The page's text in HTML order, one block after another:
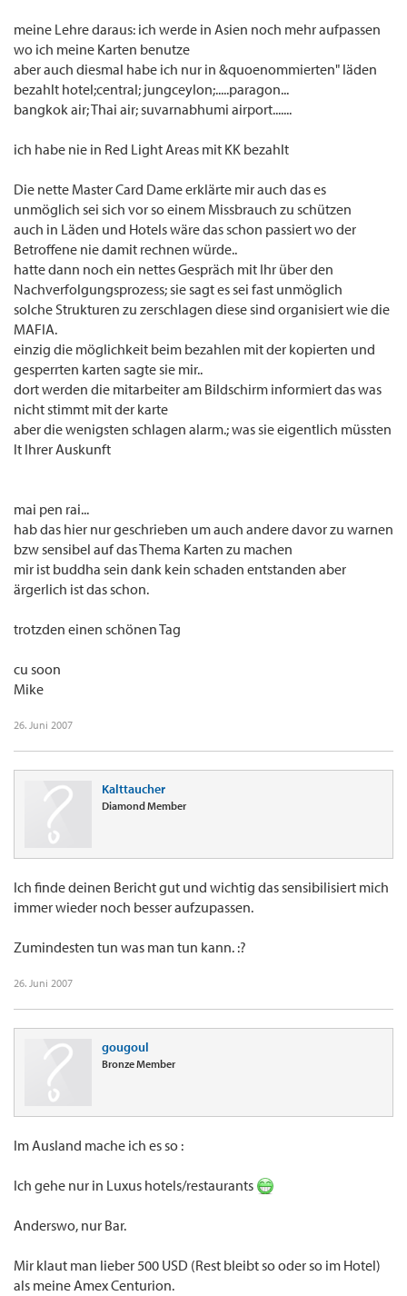
meine Lehre daraus: ich werde in Asien noch mehr aufpassen
wo ich meine Karten benutze
aber auch diesmal habe ich nur in &quoenommierten" läden
bezahlt hotel;central; jungceylon;.....paragon...
bangkok air; Thai air; suvarnabhumi airport.......
ich habe nie in Red Light Areas mit KK bezahlt
Die nette Master Card Dame erklärte mir auch das es
unmöglich sei sich vor so einem Missbrauch zu schützen
auch in Läden und Hotels wäre das schon passiert wo der
Betroffene nie damit rechnen würde..
hatte dann noch ein nettes Gespräch mit Ihr über den
Nachverfolgungsprozess; sie sagt es sei fast unmöglich
solche Strukturen zu zerschlagen diese sind organisiert wie die
MAFIA.
einzig die möglichkeit beim bezahlen mit der kopierten und
gesperrten karten sagte sie mir..
dort werden die mitarbeiter am Bildschirm informiert das was
nicht stimmt mit der karte
aber die wenigsten schlagen alarm.; was sie eigentlich müssten
lt Ihrer Auskunft
mai pen rai...
hab das hier nur geschrieben um auch andere davor zu warnen
bzw sensibel auf das Thema Karten zu machen
mir ist buddha sein dank kein schaden entstanden aber
ärgerlich ist das schon.
trotzden einen schönen Tag
cu soon
Mike
26. Juni 2007
Kalttaucher
Diamond Member
Ich finde deinen Bericht gut und wichtig das sensibilisiert mich
immer wieder noch besser aufzupassen.
Zumindesten tun was man tun kann. :?
26. Juni 2007
gougoul
Bronze Member
Im Ausland mache ich es so :
Ich gehe nur in Luxus hotels/restaurants
Anderswo, nur Bar.
Mir klaut man lieber 500 USD (Rest bleibt so oder so im Hotel)
als meine Amex Centurion.